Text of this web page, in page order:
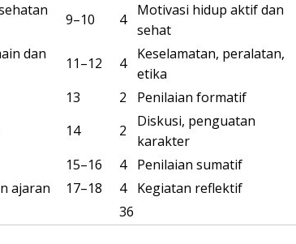
9–10 4
Motivasi hidup aktif dan
sehat
dan
11–12 4
Keselamatan, peralatan,
etika
13 2
Penilaian formatif
14 2
Diskusi, penguatan
karakter
15–16 4
Penilaian sumatif
ajaran 17–18 4
Kegiatan reflektif
36